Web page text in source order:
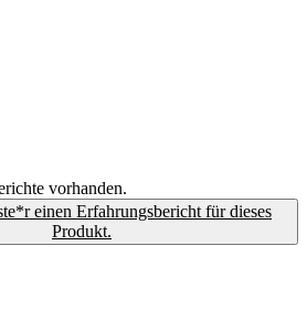
vorhanden.
einen Erfahrungsbericht für dieses
Produkt.